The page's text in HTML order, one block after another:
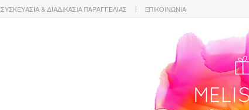
ΣΥΣΚΕΥΑΣΙΑ & ΔΙΑΔΙΚΑΣΙΑ ΠΑΡΑΓΓΕΛΙΑΣ ΕΠΙΚΟΙΝΩΝΙΑ